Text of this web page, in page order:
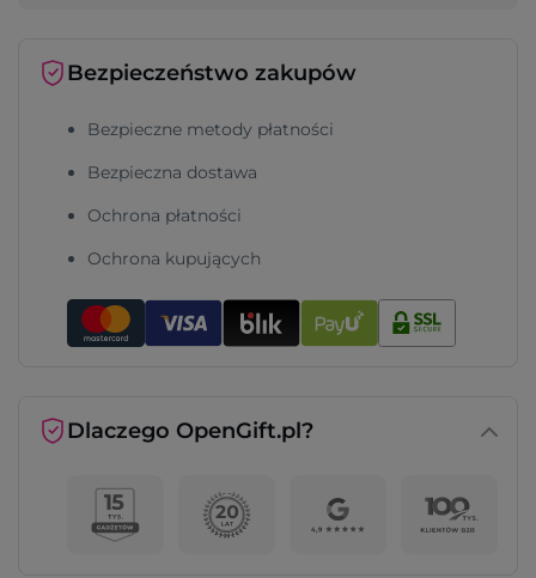
Bezpieczeństwo zakupów
Bezpieczne metody płatności
Bezpieczna dostawa
Ochrona płatności
Ochrona kupujących
Dlaczego OpenGift.pl?